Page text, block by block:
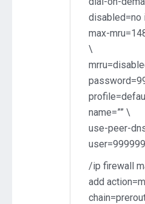
disabled=no
max-
\
name=”” \
use-peer-
/ip firewall
add